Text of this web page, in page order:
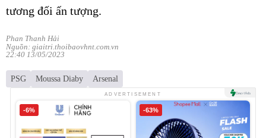
tương đối ấn tượng.
Phan Thanh Hải
Nguồn: giaitri.thoibaovhnt.com.vn
22:40 13/05/2023
PSG Moussa Diaby Arsenal
ADVERTISEMENT
-6% -63%